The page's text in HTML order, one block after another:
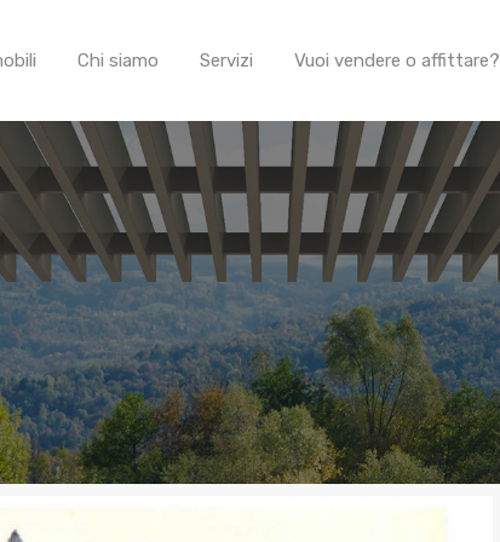
Chi siamo Servizi Vuoi vendere o affittare?